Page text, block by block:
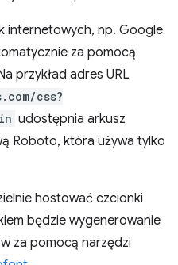
internetowych, np. Google
za pomocą
przykład adres URL
css?
udostępnia arkusz
Roboto, która używa tylko
hostować czcionki
będzie wygenerowanie
za pomocą narzędzi